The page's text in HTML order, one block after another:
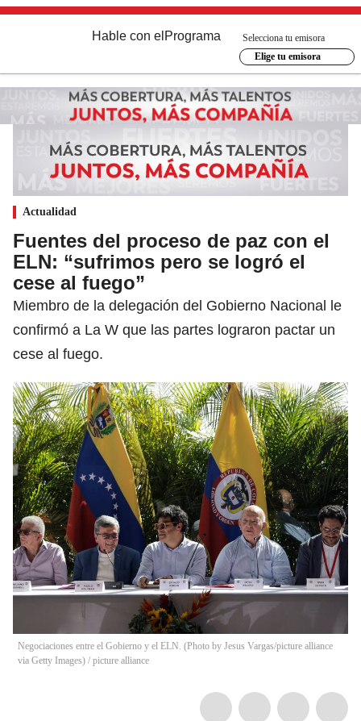
Hable con el Programa
Selecciona tu emisora
Elige tu emisora
Actualidad
Fuentes del proceso de paz con el
ELN: “sufrimos pero se logró el
cese al fuego”
Miembro de la delegación del Gobierno Nacional le
confirmó a La W que las partes lograron pactar un
cese al fuego.
Negociaciones entre el Gobierno y el ELN. (Photo by Jesus Vargas/picture alliance
via Getty Images) / picture alliance